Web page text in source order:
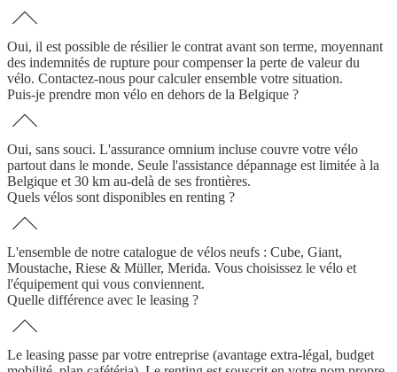
Oui, il est possible de résilier le contrat avant son terme, moyennant
des indemnités de rupture pour compenser la perte de valeur du
vélo. Contactez-nous pour calculer ensemble votre situation.
Puis-je prendre mon vélo en dehors de la Belgique ?
Oui, sans souci. L'assurance omnium incluse couvre votre vélo
partout dans le monde. Seule l'assistance dépannage est limitée à la
Belgique et 30 km au-delà de ses frontières.
Quels vélos sont disponibles en renting ?
L'ensemble de notre catalogue de vélos neufs : Cube, Giant,
Moustache, Riese & Müller, Merida. Vous choisissez le vélo et
l'équipement qui vous conviennent.
Quelle différence avec le leasing ?
Le leasing passe par votre entreprise (avantage extra-légal, budget